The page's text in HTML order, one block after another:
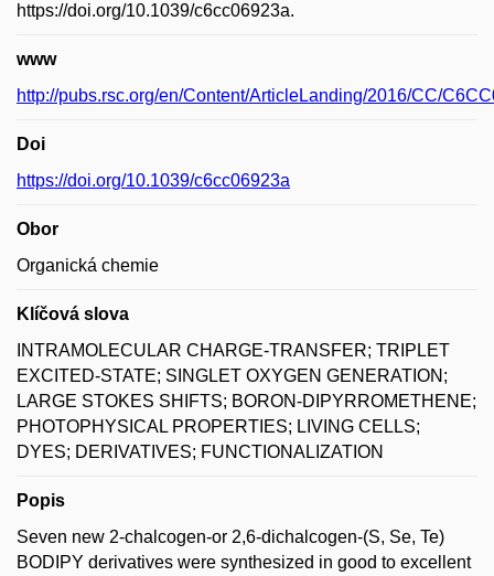
https://doi.org/10.1039/c6cc06923a.
www
http://pubs.rsc.org/en/Content/ArticleLanding/2016/CC/
Doi
https://doi.org/10.1039/c6cc06923a
Obor
Organická chemie
Klíčová slova
INTRAMOLECULAR CHARGE-TRANSFER; TRIPLET
EXCITED-STATE; SINGLET OXYGEN GENERATION;
LARGE STOKES SHIFTS; BORON-DIPYRROMETHENE;
PHOTOPHYSICAL PROPERTIES; LIVING CELLS;
DYES; DERIVATIVES; FUNCTIONALIZATION
Popis
Seven new 2-chalcogen-or 2,6-dichalcogen-(S, Se, Te)
BODIPY derivatives were synthesized in good to excellent